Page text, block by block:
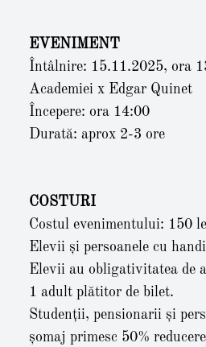
EVENIMENT
Întâlnire: 15.11.2025, ora
Academiei x Edgar Quinet
Începere: ora 14:00
Durată: aprox 2-3 ore
COSTURI
Costul evenimentului: 150
Elevii și persoanele cu
Elevii au obligativitatea de
1 adult plătitor de bilet.
Studenții, pensionarii și
șomaj primesc 50%